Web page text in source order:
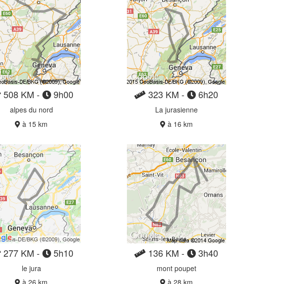
508 KM - 9h00
alpes du nord
à 15 km
323 KM - 6h20
La jurasienne
à 16 km
277 KM - 5h10
le jura
136 KM - 3h40
mont poupet